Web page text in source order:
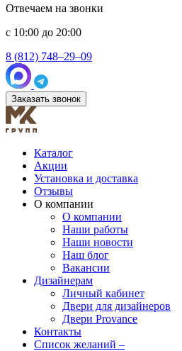
Отвечаем на звонки
с 10:00 до 20:00
8 (812) 748–29–09
Заказать звонок
Каталог
Акции
Установка и доставка
Отзывы
О компании
О компании
Наши работы
Наши новости
Наш блог
Вакансии
Дизайнерам
Личный кабинет
Двери для дизайнеров
Двери Provance
Контакты
Список желаний –